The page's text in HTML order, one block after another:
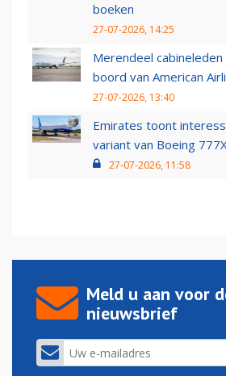
boeken
27-07-2026, 14:25
Merendeel
boord van American
27-07-2026, 13:40
Emirates toont
variant van Boeing
27-07-2026, 11:58
Meld u aan voor
nieuwsbrief